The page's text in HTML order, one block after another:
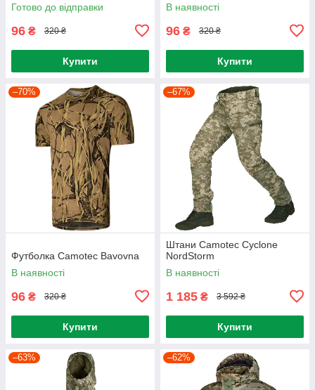
Готово до відправки
96 ₴ 320 ₴
Купити
В наявності
96 ₴ 320 ₴
Купити
–70%
Футболка Camotec Bavovna
В наявності
96 ₴ 320 ₴
Купити
–67%
Штани Camotec Cyclone
NordStorm
В наявності
1 185 ₴ 3 592 ₴
Купити
–63% –62%